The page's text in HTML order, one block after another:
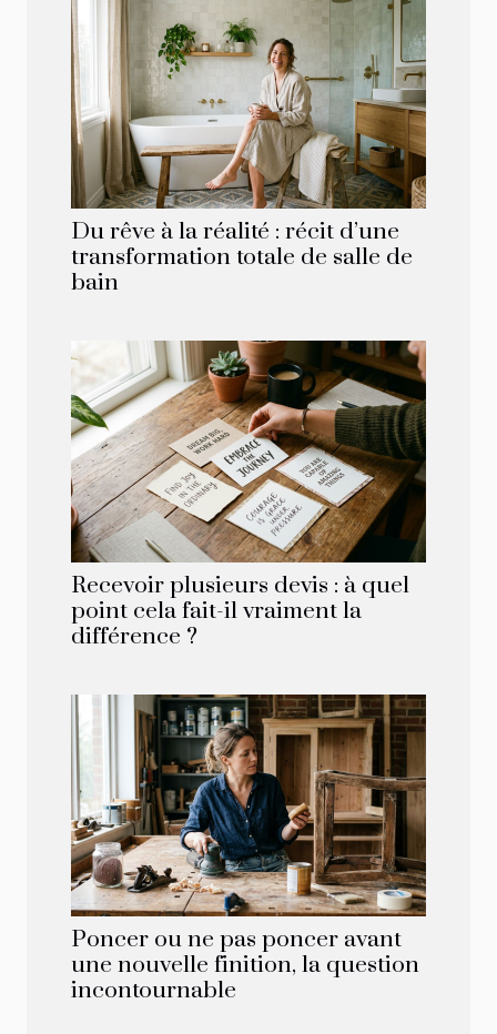
Du rêve à la réalité : récit d’une
transformation totale de salle de
bain
Recevoir plusieurs devis : à quel
point cela fait-il vraiment la
différence ?
Poncer ou ne pas poncer avant
une nouvelle finition, la question
incontournable